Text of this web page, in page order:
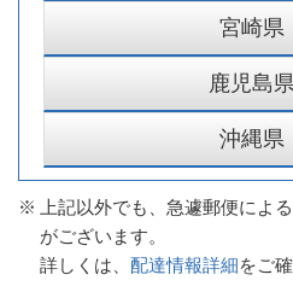
宮崎県
鹿児島
沖縄県
※
上記以外でも、急遽郵便によ
がございます。
詳しくは、 配達情報詳細をご